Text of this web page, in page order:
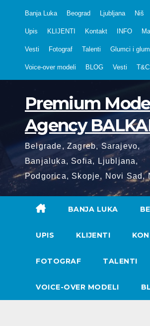
Banja Luka Beograd Ljubljana Niš
Upis KLIJENTI Kontakt INFO
Vesti Fotograf Talenti Glumci i
Voice-over modeli BLOG Vesti
Premium
Agency
Belgrade, Zagreb, Sarajevo,
Banjaluka, Sofia, Ljubljana,
Podgorica, Skopje, Novi Sad,
BANJA LUKA
UPIS KLIJENTI
FOTOGRAF TALENTI
VOICE-OVER MODELI